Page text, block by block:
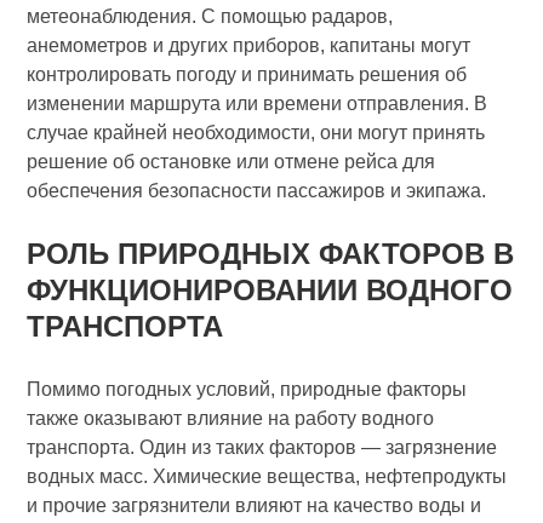
метеонаблюдения. С помощью радаров,
анемометров и других приборов, капитаны могут
контролировать погоду и принимать решения об
изменении маршрута или времени отправления. В
случае крайней необходимости, они могут принять
решение об остановке или отмене рейса для
обеспечения безопасности пассажиров и экипажа.
РОЛЬ ПРИРОДНЫХ ФАКТОРОВ В
ФУНКЦИОНИРОВАНИИ ВОДНОГО
ТРАНСПОРТА
Помимо погодных условий, природные факторы
также оказывают влияние на работу водного
транспорта. Один из таких факторов — загрязнение
водных масс. Химические вещества, нефтепродукты
и прочие загрязнители влияют на качество воды и